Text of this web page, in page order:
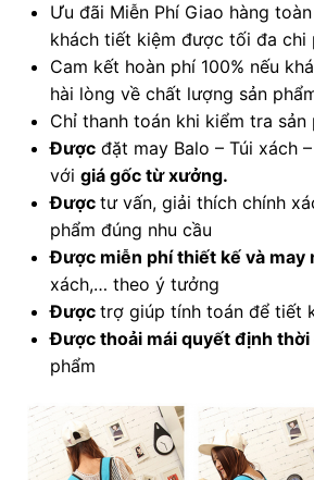
Ưu đãi Miễn Phí Giao hàng
khách tiết kiệm được tối đa chi
Cam kết hoàn phí 100% nếu
hài lòng về chất lượng sản
Chỉ thanh toán khi kiểm tra sản
Đượcđặt may Balo – Túi xách
với giá gốc từ xưởng.
Được tư vấn, giải thích chính
phẩm đúng nhu cầu
Được miễn phí thiết kế và may
xách,… theo ý tưởng
Được trợ giúp tính toán để tiết
Được thoải mái quyết định thời
phẩm